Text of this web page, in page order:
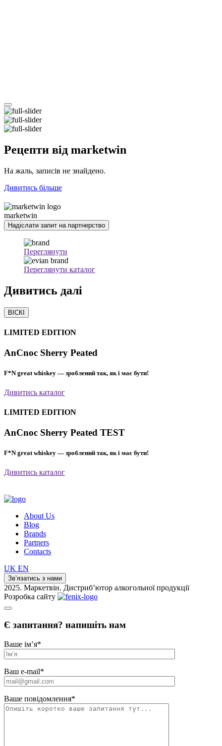
Рецепти від marketwin
На жаль, записів не знайдено.
Дивитись більше
marketwin
Надіслати запит на партнерство
Переглянути
Переглянути каталог
Дивитись далі
ВІСКІ
LIMITED EDITION
AnCnoc Sherry Peated
F*N great whiskey — зроблений так, як і має бути!
Дивитись каталог
LIMITED EDITION
AnCnoc Sherry Peated TEST
F*N great whiskey — зроблений так, як і має бути!
Дивитись каталог
About Us
Blog
Brands
Partners
Contacts
UK EN
Зв’язатись з нами
2025. Маркетвін. Дистриб’ютор алкогольної продукції
Розробка сайту
Є запитання? напишіть нам
Ваше ім’я*
Ваш e-mail*
Ваше повідомлення*